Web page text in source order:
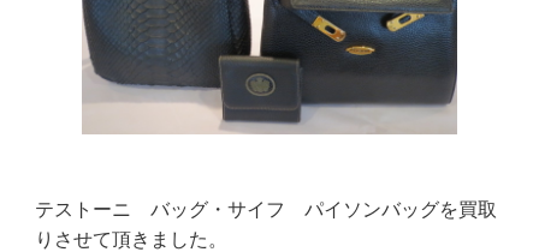
テストーニ バッグ・サイフ パイソンバッグを買取
りさせて頂きました。